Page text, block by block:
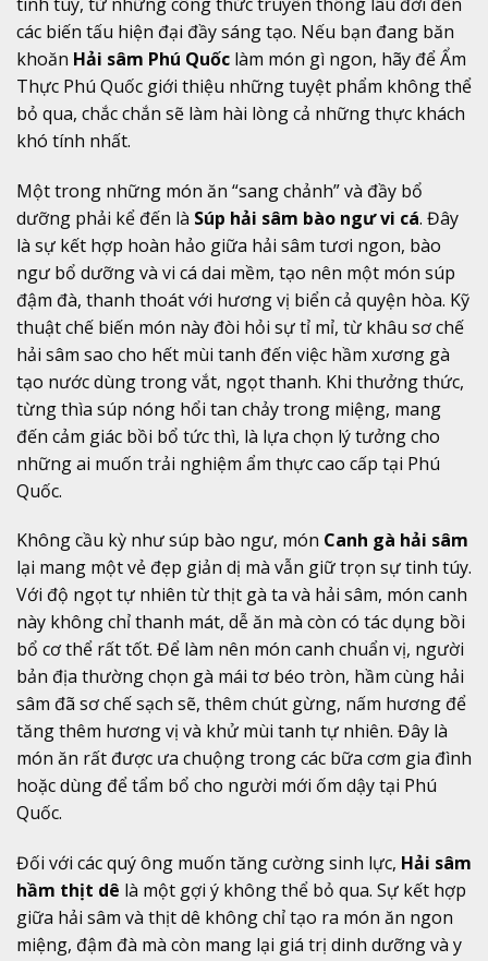
các biến tấu hiện đại đầy sáng tạo. Nếu bạn đang băn
khoăn Hải sâm Phú Quốc làm món gì ngon, hãy để Ẩm
Thực Phú Quốc giới thiệu những tuyệt phẩm không thể
bỏ qua, chắc chắn sẽ làm hài lòng cả những thực khách
khó tính nhất.
Một trong những món ăn “sang chảnh” và đầy bổ
dưỡng phải kể đến là Súp hải sâm bào ngư vi cá. Đây
là sự kết hợp hoàn hảo giữa hải sâm tươi ngon, bào
ngư bổ dưỡng và vi cá dai mềm, tạo nên một món súp
đậm đà, thanh thoát với hương vị biển cả quyện hòa. Kỹ
thuật chế biến món này đòi hỏi sự tỉ mỉ, từ khâu sơ chế
hải sâm sao cho hết mùi tanh đến việc hầm xương gà
tạo nước dùng trong vắt, ngọt thanh. Khi thưởng thức,
từng thìa súp nóng hổi tan chảy trong miệng, mang
đến cảm giác bồi bổ tức thì, là lựa chọn lý tưởng cho
những ai muốn trải nghiệm ẩm thực cao cấp tại Phú
Quốc.
Không cầu kỳ như súp bào ngư, món Canh gà hải sâm
lại mang một vẻ đẹp giản dị mà vẫn giữ trọn sự tinh túy.
Với độ ngọt tự nhiên từ thịt gà ta và hải sâm, món canh
này không chỉ thanh mát, dễ ăn mà còn có tác dụng bồi
bổ cơ thể rất tốt. Để làm nên món canh chuẩn vị, người
bản địa thường chọn gà mái tơ béo tròn, hầm cùng hải
sâm đã sơ chế sạch sẽ, thêm chút gừng, nấm hương để
tăng thêm hương vị và khử mùi tanh tự nhiên. Đây là
món ăn rất được ưa chuộng trong các bữa cơm gia đình
hoặc dùng để tẩm bổ cho người mới ốm dậy tại Phú
Quốc.
Đối với các quý ông muốn tăng cường sinh lực, Hải sâm
hầm thịt dê là một gợi ý không thể bỏ qua. Sự kết hợp
giữa hải sâm và thịt dê không chỉ tạo ra món ăn ngon
miệng, đậm đà mà còn mang lại giá trị dinh dưỡng và y